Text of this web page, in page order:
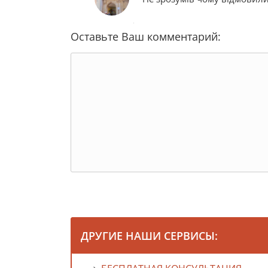
Оставьте Ваш комментарий:
ДРУГИЕ НАШИ СЕРВИСЫ: